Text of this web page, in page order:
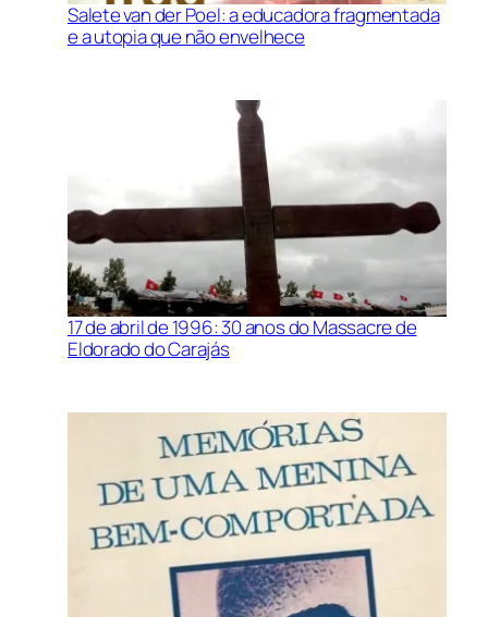
Salete van der Poel: a educadora fragmentada
e a utopia que não envelhece
17 de abril de 1996: 30 anos do Massacre de
Eldorado do Carajás